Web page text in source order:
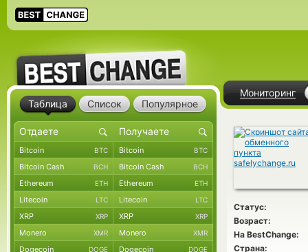
Мониторинг
Статус:
Возраст:
На BestChange:
Страна:
Таблица Список Популярное
Bitcoin BTC Bitcoin BTC
Bitcoin Cash BCH Bitcoin Cash BCH
Ethereum ETH Ethereum ETH
Litecoin LTC Litecoin LTC
XRP XRP XRP XRP
Monero XMR Monero XMR
Dogecoin DOGE Dogecoin DOGE